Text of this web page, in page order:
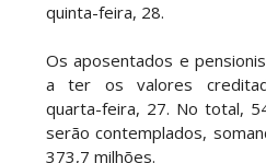
quinta-feira, 28.
Os aposentados e
a ter os valores
quarta-feira, 27. No total,
serão contemplados,
373,7 milhões.